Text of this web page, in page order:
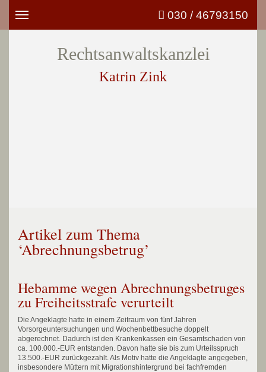
Toggle
030 / 46793150
Rechtsanwaltskanzlei
Katrin Zink
Artikel zum Thema
‘Abrechnungsbetrug’
Hebamme wegen Abrechnungsbetruges
zu Freiheitsstrafe verurteilt
Die Angeklagte hatte in einem Zeitraum von fünf Jahren
Vorsorgeuntersuchungen und Wochenbettbesuche doppelt
abgerechnet. Dadurch ist den Krankenkassen ein Gesamtschaden von
ca. 100.000.-EUR entstanden. Davon hatte sie bis zum Urteilsspruch
13.500.-EUR zurückgezahlt. Als Motiv hatte die Angeklagte angegeben,
insbesondere Müttern mit Migrationshintergrund bei fachfremden